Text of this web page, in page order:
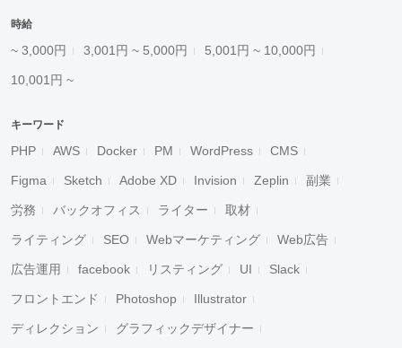
時給
~ 3,000円 3,001円 ~ 5,000円 5,001円 ~ 10,000円
10,001円 ~
キーワード
PHP AWS Docker PM WordPress CMS
Figma Sketch Adobe XD Invision Zeplin 副業
労務 バックオフィス ライター 取材
ライティング SEO Webマーケティング Web広告
広告運用 facebook リスティング UI Slack
フロントエンド Photoshop Illustrator
ディレクション グラフィックデザイナー